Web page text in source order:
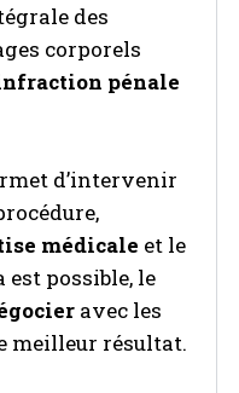
des
corporels
pénale
d’intervenir
médicale et le
est possible, le
avec les
meilleur résultat.